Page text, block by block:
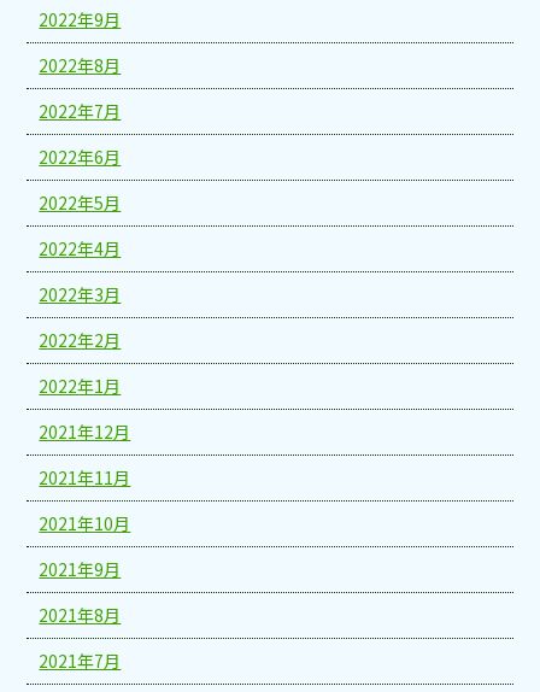
2022年9月
2022年8月
2022年7月
2022年6月
2022年5月
2022年4月
2022年3月
2022年2月
2022年1月
2021年12月
2021年11月
2021年10月
2021年9月
2021年8月
2021年7月